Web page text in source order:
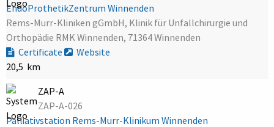
EndoProthetikZentrum Winnenden
Rems-Murr-Kliniken gGmbH, Klinik für Unfallchirurgie und
Orthopädie RMK Winnenden, 71364 Winnenden
Certificate
Website
20,5 km
ZAP-A
ZAP-A-026
Palliativstation Rems-Murr-Klinikum Winnenden